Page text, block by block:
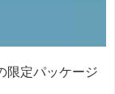
限定パッケージ